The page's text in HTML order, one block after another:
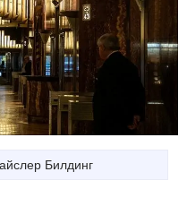
Билдинг